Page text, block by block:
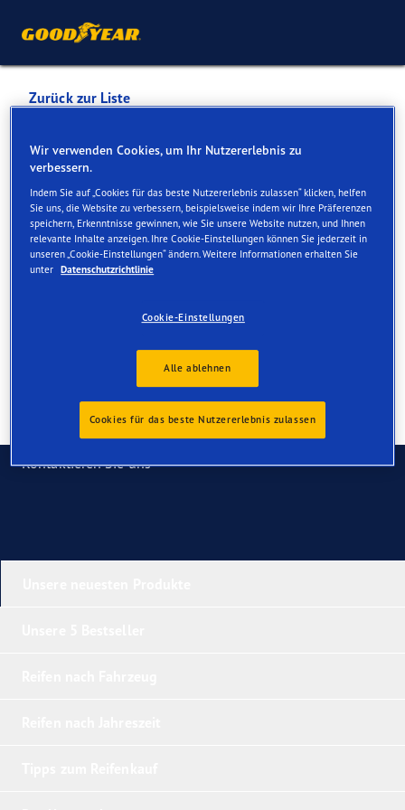
Zurück zur Liste
PORSCHE INTER AUTO
GMBH & CO KG ZNL
PORSCHE WELS
Dienste online und vor Ort verfügbar
Serviceleistungen
Kontaktieren Sie uns
Wir verwenden Cookies, um Ihr Nutzererlebnis zu
verbessern.
Indem Sie auf „Cookies für das beste Nutzererlebnis zulassen“ klicken, helfen
Sie uns, die Website zu verbessern, beispielsweise indem wir Ihre Präferenzen
speichern, Erkenntnisse gewinnen, wie Sie unsere Website nutzen, und Ihnen
relevante Inhalte anzeigen. Ihre Cookie-Einstellungen können Sie jederzeit in
unseren „Cookie-Einstellungen“ ändern. Weitere Informationen erhalten Sie
unter Datenschutzrichtlinie
Cookie-Einstellungen
Alle ablehnen
Cookies für das beste Nutzererlebnis zulassen